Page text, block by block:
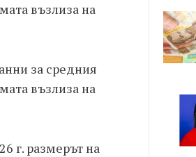
възлиза на
за средния
възлиза на
г. размерът на